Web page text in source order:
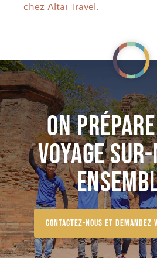
chez Altaï Travel.
ON
VOYAGE
Contactez-nous et demandez